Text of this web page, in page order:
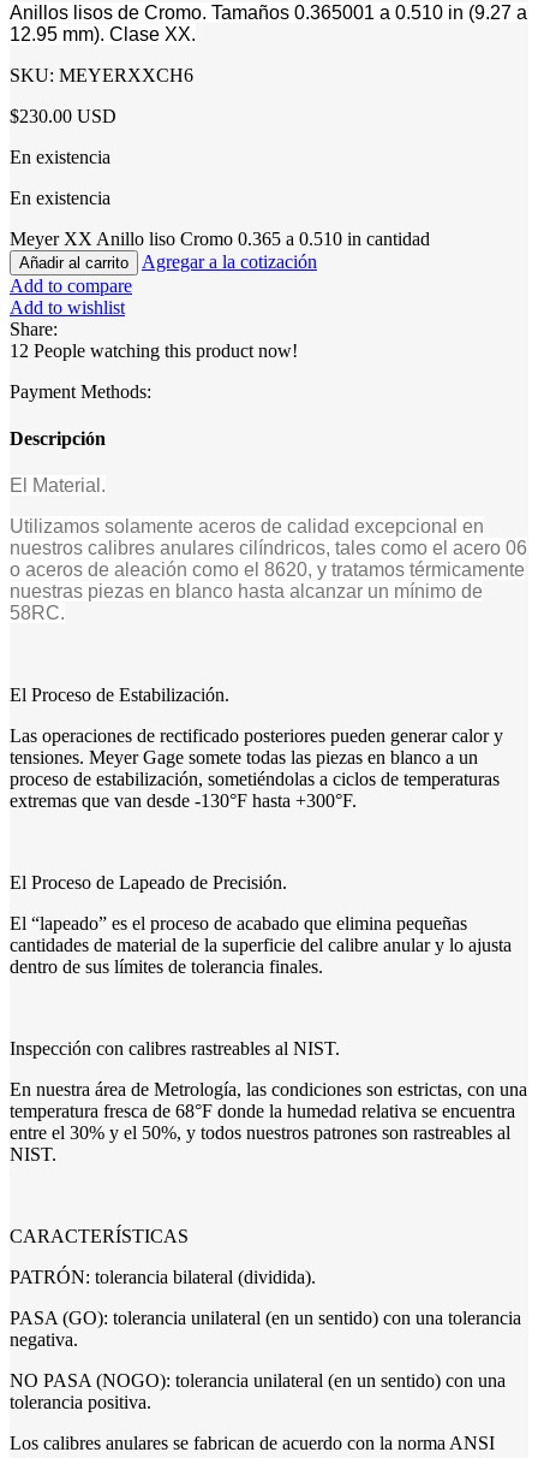
Anillos lisos de Cromo. Tamaños 0.365001 a 0.510 in (9.27 a
12.95 mm). Clase XX.
SKU: MEYERXXCH6
$230.00 USD
En existencia
En existencia
Meyer XX Anillo liso Cromo 0.365 a 0.510 in cantidad
Añadir al carrito
Agregar a la cotización
Add to compare
Add to wishlist
Share:
12 People watching this product now!
Payment Methods:
Descripción
El Material.
Utilizamos solamente aceros de calidad excepcional en
nuestros calibres anulares cilíndricos, tales como el acero 06
o aceros de aleación como el 8620, y tratamos térmicamente
nuestras piezas en blanco hasta alcanzar un mínimo de
58RC.
El Proceso de Estabilización.
Las operaciones de rectificado posteriores pueden generar calor y
tensiones. Meyer Gage somete todas las piezas en blanco a un
proceso de estabilización, sometiéndolas a ciclos de temperaturas
extremas que van desde -130°F hasta +300°F.
El Proceso de Lapeado de Precisión.
El “lapeado” es el proceso de acabado que elimina pequeñas
cantidades de material de la superficie del calibre anular y lo ajusta
dentro de sus límites de tolerancia finales.
Inspección con calibres rastreables al NIST.
En nuestra área de Metrología, las condiciones son estrictas, con una
temperatura fresca de 68°F donde la humedad relativa se encuentra
entre el 30% y el 50%, y todos nuestros patrones son rastreables al
NIST.
CARACTERÍSTICAS
PATRÓN: tolerancia bilateral (dividida).
PASA (GO): tolerancia unilateral (en un sentido) con una tolerancia
negativa.
NO PASA (NOGO): tolerancia unilateral (en un sentido) con una
tolerancia positiva.
Los calibres anulares se fabrican de acuerdo con la norma ANSI